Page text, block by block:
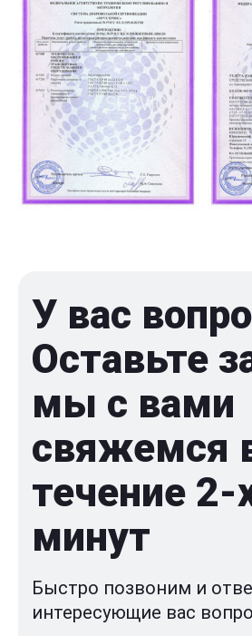
У вас
Оставьте
мы с вами
свяжемся
течение 2-
минут
Быстро позвоним и
интересующие вас